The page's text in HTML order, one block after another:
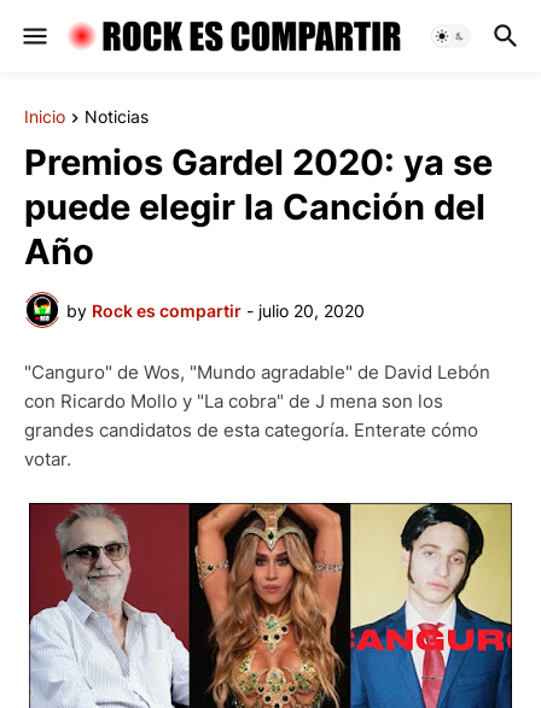
Inicio Noticias
Premios Gardel 2020: ya se
puede elegir la Canción del
Año
by Rock es compartir - julio 20, 2020
"Canguro" de Wos, "Mundo agradable" de David Lebón
con Ricardo Mollo y "La cobra" de J mena son los
grandes candidatos de esta categoría. Enterate cómo
votar.